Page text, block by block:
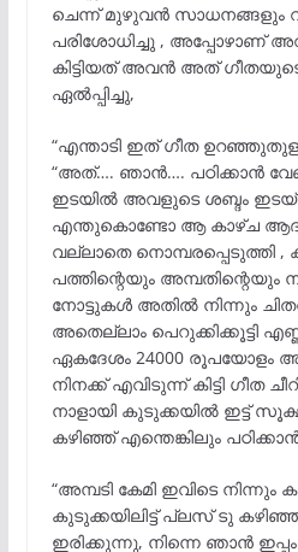
ചെന്ന് മുഴുവൻ സാധനങ്ങളും
പരിശോധിച്ചു , അപ്പോഴാണ്
കിട്ടിയത് അവൻ അത്
ഏൽപ്പിച്ചു,
“എന്താടി ഇത് ഗീത
“അത്…. ഞാൻ…. പഠിക്കാൻ
ഇടയിൽ അവളുടെ ശബ്ദം ഇടയ്ക്ക്
എന്തുകൊണ്ടോ ആ കാഴ്ച
വല്ലാതെ നൊമ്പരപ്പെടുത്തി ,
പത്തിന്റെയും അമ്പതിന്റെയും
നോട്ടുകൾ അതിൽ നിന്നും
അതെല്ലാം പെറുക്കിക്കൂട്ടി
ഏകദേശം 24000
നിനക്ക് എവിടുന്ന് കിട്ടി ഗീത
നാളായി കുടുക്കയിൽ ഇട്ട്
കഴിഞ്ഞ് എന്തെങ്കിലും
“അമ്പടി കേമി ഇവിടെ നിന്നും
കുടുക്കയിലിട്ട് പ്ലസ് ടു
ഇരിക്കുന്നു, നിന്നെ ഞാൻ